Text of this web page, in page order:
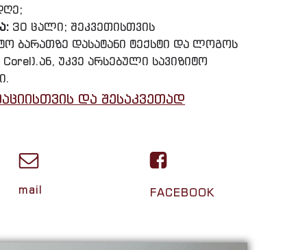
30 ცალი; შეკვეთისთვის
ბარათზე დასატანი ტექსტი და ლოგოს
უკვე არსებული სავიზიტო
და შესაკვეთად
mail FACEBOOK